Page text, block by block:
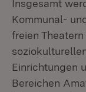
Insgesamt
Kommunal-
freien
Einrichtungen
Bereichen